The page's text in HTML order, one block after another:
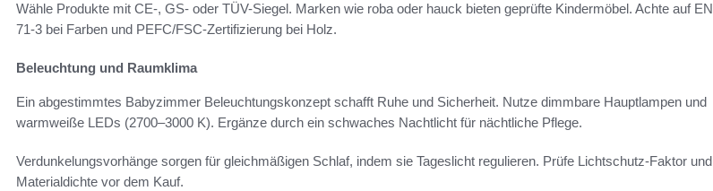
Wähle Produkte mit CE-, GS- oder TÜV-Siegel. Marken wie roba oder hauck bieten geprüfte Kindermöbel. Achte auf EN
71-3 bei Farben und PEFC/FSC-Zertifizierung bei Holz.
Beleuchtung und Raumklima
Ein abgestimmtes Babyzimmer Beleuchtungskonzept schafft Ruhe und Sicherheit. Nutze dimmbare Hauptlampen und
warmweiße LEDs (2700–3000 K). Ergänze durch ein schwaches Nachtlicht für nächtliche Pflege.
Verdunkelungsvorhänge sorgen für gleichmäßigen Schlaf, indem sie Tageslicht regulieren. Prüfe Lichtschutz-Faktor und
Materialdichte vor dem Kauf.